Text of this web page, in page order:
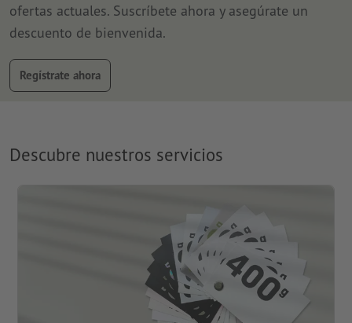
ofertas actuales. Suscríbete ahora y asegúrate un
descuento de bienvenida.
Regístrate ahora
Descubre nuestros servicios